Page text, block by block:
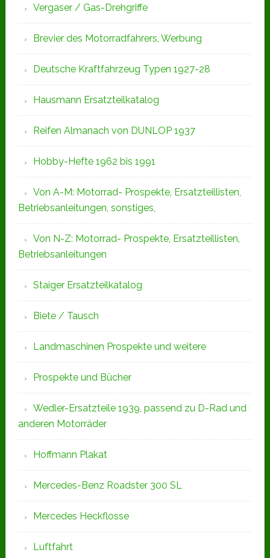
Vergaser / Gas-Drehgriffe
Brevier des Motorradfahrers, Werbung
Deutsche Kraftfahrzeug Typen 1927-28
Hausmann Ersatzteilkatalog
Reifen Almanach von DUNLOP 1937
Hobby-Hefte 1962 bis 1991
Von A-M: Motorrad- Prospekte, Ersatzteillisten,
Betriebsanleitungen, sonstiges,
Von N-Z: Motorrad- Prospekte, Ersatzteillisten,
Betriebsanleitungen
Staiger Ersatzteilkatalog
Biete / Tausch
Landmaschinen Prospekte und weitere
Prospekte und Bücher
Wedler-Ersatzteile 1939, passend zu D-Rad und
anderen Motorräder
Hoffmann Plakat
Mercedes-Benz Roadster 300 SL
Mercedes Heckflosse
Luftfahrt